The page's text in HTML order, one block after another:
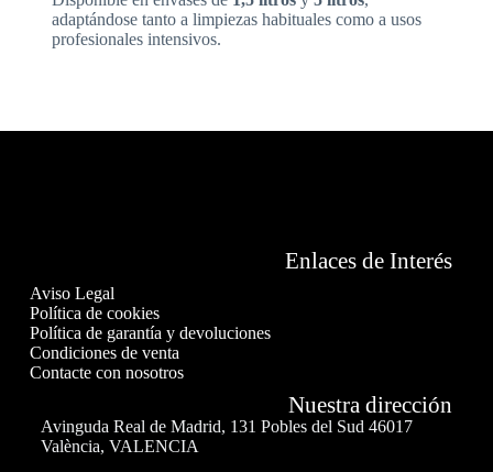
adaptándose tanto a limpiezas habituales como a usos
profesionales intensivos.
Enlaces de Interés
Aviso Legal
Política de cookies
Política de garantía y devoluciones
Condiciones de venta
Contacte con nosotros
Nuestra dirección
Avinguda Real de Madrid, 131 Pobles del Sud 46017
València, VALENCIA